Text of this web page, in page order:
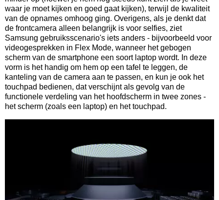
waar je moet kijken en goed gaat kijken), terwijl de kwaliteit
van de opnames omhoog ging. Overigens, als je denkt dat
de frontcamera alleen belangrijk is voor selfies, ziet
Samsung gebruiksscenario's iets anders - bijvoorbeeld voor
videogesprekken in Flex Mode, wanneer het gebogen
scherm van de smartphone een soort laptop wordt. In deze
vorm is het handig om hem op een tafel te leggen, de
kanteling van de camera aan te passen, en kun je ook het
touchpad bedienen, dat verschijnt als gevolg van de
functionele verdeling van het hoofdscherm in twee zones -
het scherm (zoals een laptop) en het touchpad.